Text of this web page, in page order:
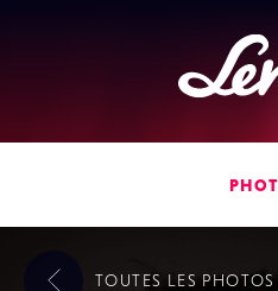
TOUTES LES PHOTOS